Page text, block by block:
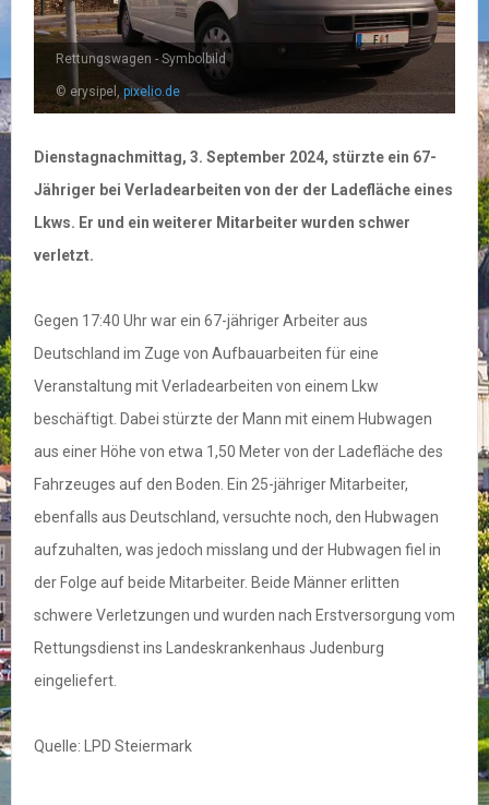
Rettungswagen - Symbolbild
© erysipel, pixelio.de
Dienstagnachmittag, 3. September 2024, stürzte ein 67-
Jähriger bei Verladearbeiten von der der Ladefläche eines
Lkws. Er und ein weiterer Mitarbeiter wurden schwer
verletzt.
Gegen 17:40 Uhr war ein 67-jähriger Arbeiter aus
Deutschland im Zuge von Aufbauarbeiten für eine
Veranstaltung mit Verladearbeiten von einem Lkw
beschäftigt. Dabei stürzte der Mann mit einem Hubwagen
aus einer Höhe von etwa 1,50 Meter von der Ladefläche des
Fahrzeuges auf den Boden. Ein 25-jähriger Mitarbeiter,
ebenfalls aus Deutschland, versuchte noch, den Hubwagen
aufzuhalten, was jedoch misslang und der Hubwagen fiel in
der Folge auf beide Mitarbeiter. Beide Männer erlitten
schwere Verletzungen und wurden nach Erstversorgung vom
Rettungsdienst ins Landeskrankenhaus Judenburg
eingeliefert.
Quelle: LPD Steiermark